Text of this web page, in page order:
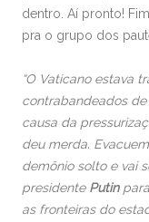
dentro. Aí pronto!
pra o grupo dos
“O Vaticano estava
contrabandeados
causa da
deu merda.
demônio solto e vai
presidente Putin
as fronteiras do